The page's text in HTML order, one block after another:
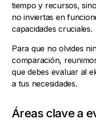
tiempo y recursos,
no inviertas en
capacidades cruciales.
Para que no olvides
comparación,
que debes evaluar al
a tus necesidades.
Áreas clave a